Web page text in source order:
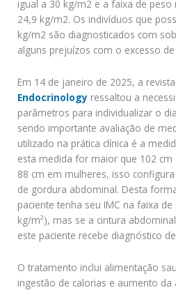
igual a 30 kg/m2 e a faixa de
24,9 kg/m2. Os indivíduos que
kg/m2 são diagnosticados com
alguns prejuízos com o excesso
Em 14 de janeiro de 2025, a revista
Endocrinology ressaltou a
parâmetros para individualizar o
sendo importante avaliação de
utilizado na prática clínica é a
esta medida for maior que 102
88 cm em mulheres, isso
de gordura abdominal. Desta
paciente tenha seu IMC na faixa
kg/m²), mas se a cintura
este paciente recebe diagnóstico
O tratamento inclui alimentação
ingestão de calorias e aumento